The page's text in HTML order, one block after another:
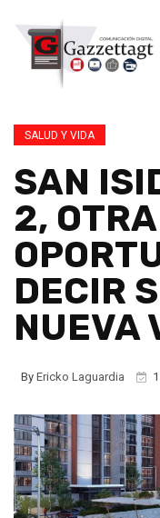
SALUD Y VIDA
SAN
2, OTRA
DECIR
NUEVA
By Ericko Laguardia